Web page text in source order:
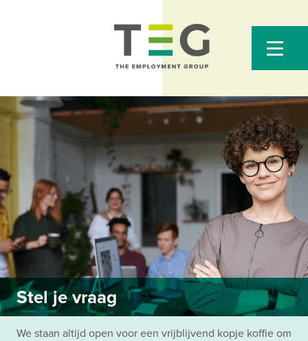
Stel je vraag
We staan altijd open voor een vrijblijvend kopje koffie om